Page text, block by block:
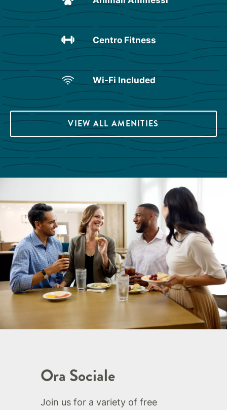
Centro Fitness
Wi-Fi Included
VIEW ALL AMENITIES
Ora Sociale
Join us for a variety of free